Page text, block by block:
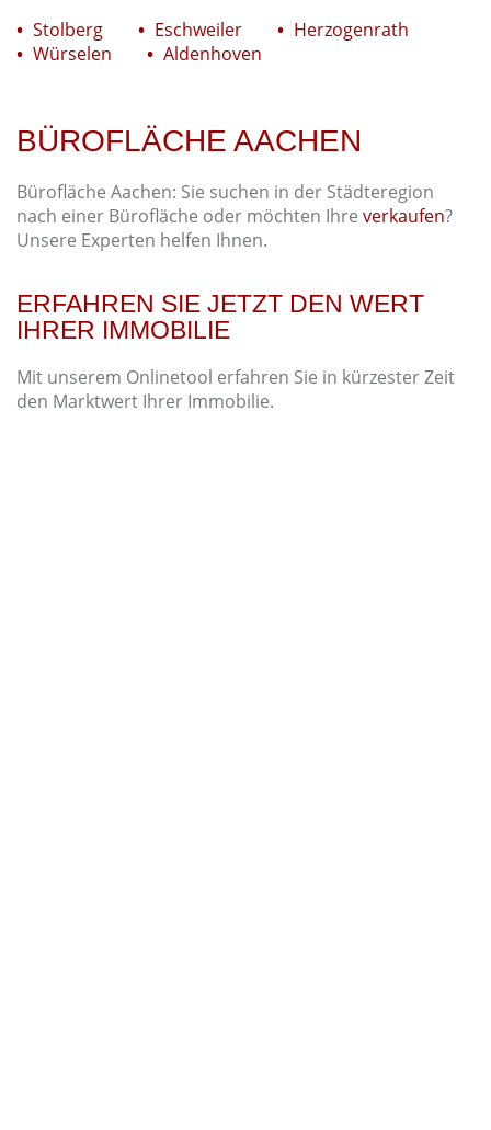
Stolberg Eschweiler
Herzogenrath
Würselen
Aldenhoven
BÜROFLÄCHE AACHEN
Bürofläche Aachen: Sie suchen in der Städteregion
nach einer Bürofläche oder möchten Ihre verkaufen?
Unsere Experten helfen Ihnen.
ERFAHREN SIE JETZT DEN WERT
IHRER IMMOBILIE
Mit unserem Onlinetool erfahren Sie in kürzester Zeit
den Marktwert Ihrer Immobilie.